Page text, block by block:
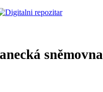
sněmovna